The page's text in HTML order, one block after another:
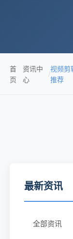
首
页
资讯中
心
/
视频剪
推荐
最新资讯
全部资讯